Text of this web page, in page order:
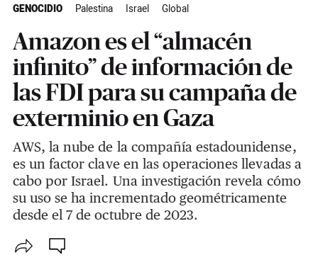
GENOCIDIO Palestina Israel Global
Amazon es el “almacén
infinito” de información de
las FDI para su campaña de
exterminio en Gaza
AWS, la nube de la compañía estadounidense,
es un factor clave en las operaciones llevadas a
cabo por Israel. Una investigación revela cómo
su uso se ha incrementado geométricamente
desde el 7 de octubre de 2023.